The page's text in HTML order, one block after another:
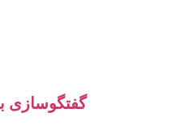
گفتگوسازی